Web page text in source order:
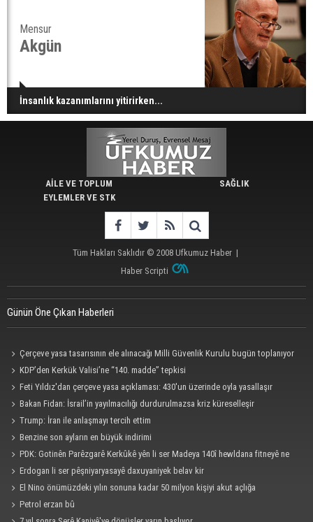
Mensur
Akgün
İnsanlık kazanımlarını yitirirken...
AİLE VE TOPLUM
EYLEMLER VE STK
SAĞLIK
Tüm Hakları Saklıdır © 2008 Ufkumuz Haber |
Haber Scripti
Günün Öne Çıkan Haberleri
Çerçeve yasa tasarısının ele alınacağı Milli Güvenlik Kurulu bugün toplanıyor
KDP’den Kerkük Valisi’ne “140. madde” tepkisi
Feti Yıldız'dan çerçeve yasa açıklaması: 430'un üzerinde oyla yasallaşır
Bakan Fidan: İsrail’in yayılmacılığı durdurulmazsa kriz küreselleşir
Trump: İran ile anlaşmayı tercih ettim
Benzine son ayların en büyük indirimi
PDK: Gotinên Parêzgarê Kerkûkê yên li ser Madeya 140î hewldana fitneyê ne
Erdogan li ser pêşniyaryasayê daxuyaniyek belav kir
El Nino önümüzdeki yılın sonuna kadar 50 milyon kişiyi akut açlığa
sürükleyebilir
Petrol erzan bû